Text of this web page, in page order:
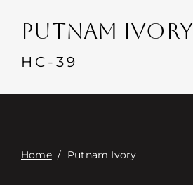
Events
접촉
PUTNAM IVORY
HC-39
Home/ Putnam Ivory